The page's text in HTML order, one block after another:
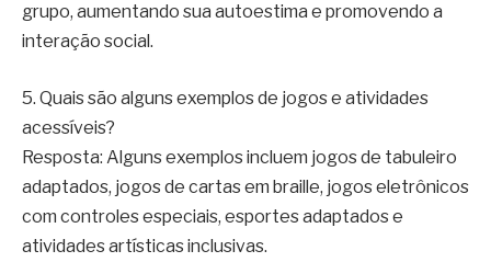
grupo, aumentando sua autoestima e promovendo a
interação social.
5. Quais são alguns exemplos de jogos e atividades
acessíveis?
Resposta: Alguns exemplos incluem jogos de tabuleiro
adaptados, jogos de cartas em braille, jogos eletrônicos
com controles especiais, esportes adaptados e
atividades artísticas inclusivas.